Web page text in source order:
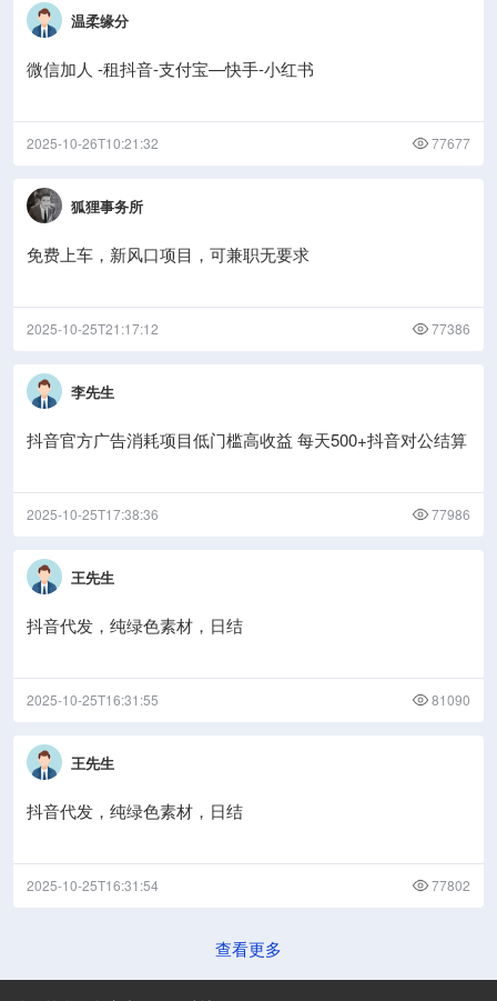
温柔缘分
微信加人 -租抖音-支付宝—快手-小红书
2025-10-26T10:21:32 77677
狐狸事务所
免费上车，新风口项目，可兼职无要求
2025-10-25T21:17:12 77386
李先生
抖音官方广告消耗项目低门槛高收益 每天500+抖音对公结算
2025-10-25T17:38:36 77986
王先生
抖音代发，纯绿色素材，日结
2025-10-25T16:31:55 81090
王先生
抖音代发，纯绿色素材，日结
2025-10-25T16:31:54 77802
查看更多